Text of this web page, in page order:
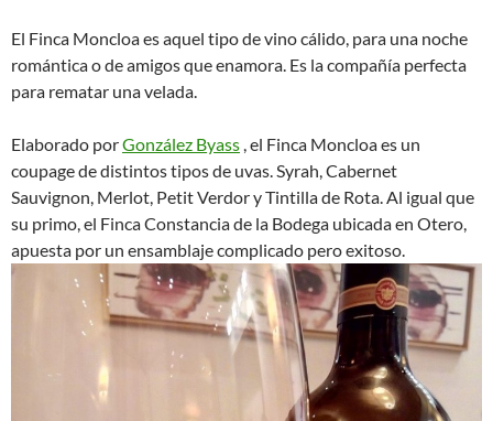
El Finca Moncloa es aquel tipo de vino cálido, para una noche
romántica o de amigos que enamora. Es la compañía perfecta
para rematar una velada.
Elaborado porGonzález Byass , el Finca Moncloa es un
coupage de distintos tipos de uvas. Syrah, Cabernet
Sauvignon, Merlot, Petit Verdor y Tintilla de Rota. Al igual que
su primo, el Finca Constancia de la Bodega ubicada en Otero,
apuesta por un ensamblaje complicado pero exitoso.